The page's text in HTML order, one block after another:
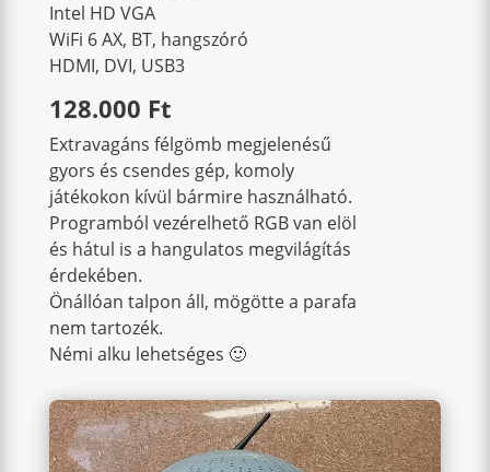
Intel HD VGA
WiFi 6 AX, BT, hangszóró
HDMI, DVI, USB3
128.000 Ft
Extravagáns félgömb megjelenésű
gyors és csendes gép, komoly
játékokon kívül bármire használható.
Programból vezérelhető RGB van elöl
és hátul is a hangulatos megvilágítás
érdekében.
Önállóan talpon áll, mögötte a parafa
nem tartozék.
Némi alku lehetséges 🙂